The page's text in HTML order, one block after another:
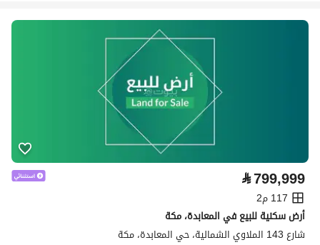
⃁799,999
117 م2
أرض سكنية للبيع في المعابدة، مكة
شارع 143 الملاوي الشمالية، حي المعابدة، مكة